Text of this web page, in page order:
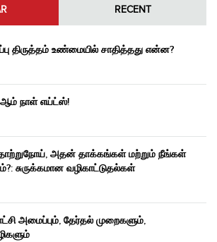
RECENT
திருத்தம் உண்மையில் சாதித்தது என்ன?
நாள் எய்ட்ஸ்!
அதன் தாக்கங்கள் மற்றும் நீங்கள்
சுருக்கமான வழிகாட்டுதல்கள்
அமைப்பும், தேர்தல் முறைகளும்,